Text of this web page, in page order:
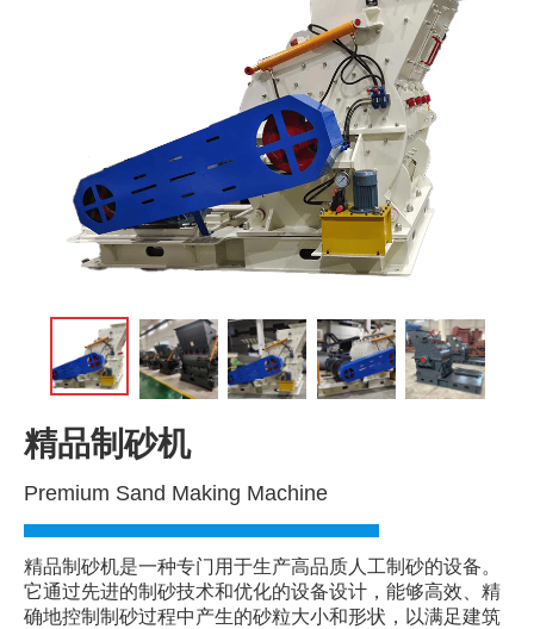
精品制砂机
Premium Sand Making Machine
精品制砂机是一种专门用于生产高品质人工制砂的设备。
它通过先进的制砂技术和优化的设备设计，能够高效、精
确地控制制砂过程中产生的砂粒大小和形状，以满足建筑